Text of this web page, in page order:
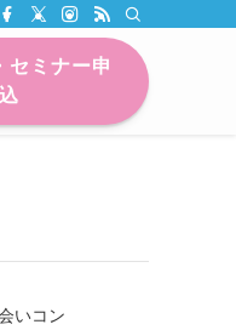
セミナー申
込
いコン